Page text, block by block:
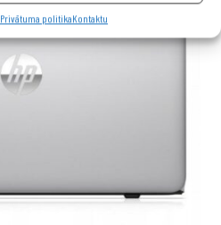
Privātuma politikaKontaktu